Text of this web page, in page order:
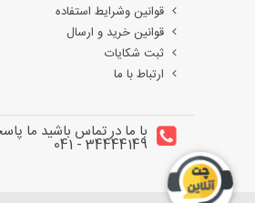
قوانین وشرایط استفاده
قوانین خرید و ارسال
ثبت شکایات
ارتباط با ما
با ما در تماس باشید ما
34444149 - 041